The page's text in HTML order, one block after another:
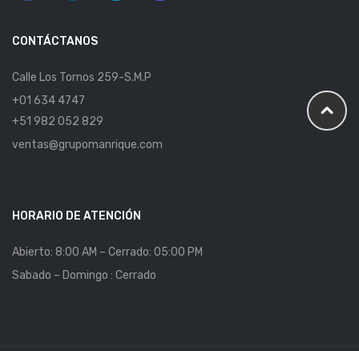
CONTÁCTANOS
Calle Los Tornos 259-S.M.P
+01 634 4747
+51 982 052 829
ventas@grupomanrique.com
HORARIO DE ATENCIÓN
Abierto: 8:00 AM – Cerrado: 05:00 PM
Sabado – Domingo : Cerrado